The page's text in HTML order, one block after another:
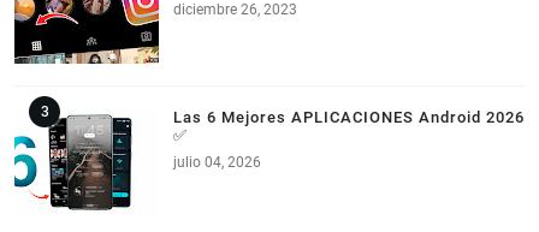
diciembre 26, 2023
Las 6 Mejores APLICACIONES Android 2026
✅
julio 04, 2026